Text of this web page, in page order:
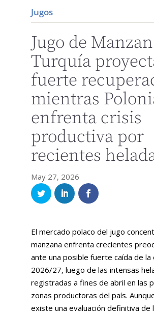
Jugos
Jugo de
Turquía
fuerte
mientras
enfrenta crisis
productiva por
recientes
May 27, 2026
El mercado polaco del jugo
manzana enfrenta crecientes
ante una posible fuerte caída de la
2026/27, luego de las intensas
registradas a fines de abril en las
zonas productoras del país.
existe una evaluación definitiva de